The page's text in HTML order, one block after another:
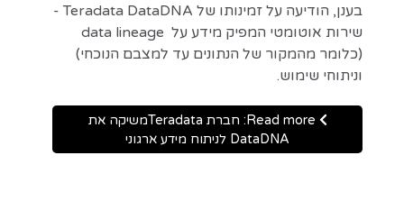
בענן, הודיעה על זמינותו של Teradata DataDNA -
שירות אוטומטי המפיק מידע על data lineage
(כלומר מהמקור של הנתונים עד למצבם הנוכחי)
וניתוחי שימוש.
Read more: חברת Teradataמשיקה את
DataDNA לניתוח מידע ארגוני